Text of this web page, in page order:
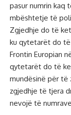
pasur numrin kaq
mbështetje të
Zgjedhje do të
ku qytetarët do të
Frontin Europian
qytetarët do të
mundësinë për të
zgjedhje të tjera
nevojë të